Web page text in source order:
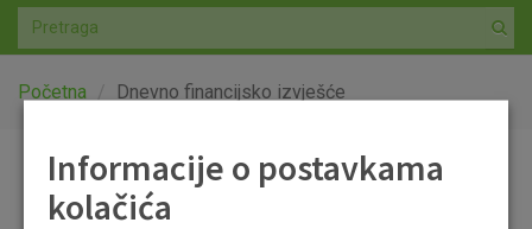
Agro
Mala poduzeća i obrtnici
Globalna tržišta
Početna Dnevno financijsko izvješće
Dnevno financijsko
Informacije o postavkama
kolačića